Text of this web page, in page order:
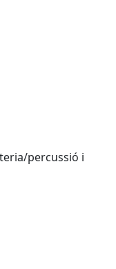
percussió i